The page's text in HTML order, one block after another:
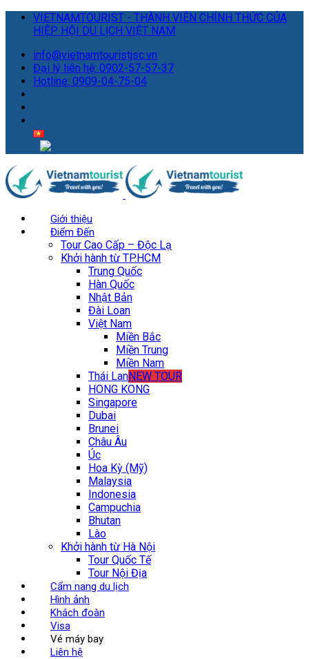
VIETNAMTOURIST - THÀNH VIÊN CHÍNH THỨC CỦA
HIỆP HỘI DU LỊCH VIỆT NAM
info@vietnamtouristjsc.vn
Đại lý liên hệ: 0902-57-57-37
Hotline: 0909-04-75-04
Giới thiệu
Điểm Đến
Tour Cao Cấp – Độc Lạ
Khởi hành từ TP.HCM
Trung Quốc
Hàn Quốc
Nhật Bản
Đài Loan
Việt Nam
Miền Bắc
Miền Trung
Miền Nam
Thái LanNEW TOUR
HONG KONG
Singapore
Dubai
Brunei
Châu Âu
Úc
Hoa Kỳ (Mỹ)
Malaysia
Indonesia
Campuchia
Bhutan
Lào
Khởi hành từ Hà Nội
Tour Quốc Tế
Tour Nội Địa
Cẩm nang du lịch
Hình ảnh
Khách đoàn
Visa
Vé máy bay
Liên hệ